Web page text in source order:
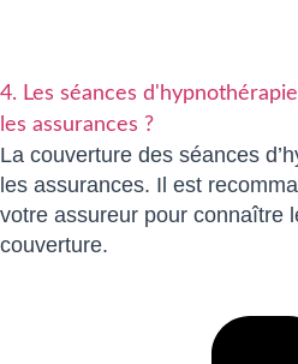
4. Les séances
les assurances ?
La couverture des séances
les assurances. Il est
votre assureur pour connaître
couverture.